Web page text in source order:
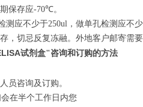
保存应-70℃。
测应不少于250ul ，做单孔检测应不
，切忌反复冻融。外地客户邮寄需
试剂盒"咨询和订购的方法
员咨询及订购。
在半个工作日内您